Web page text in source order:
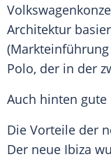
Architektur
Polo, der in der
Auch hinten
Die Vorteile der
Der neue Ibiza